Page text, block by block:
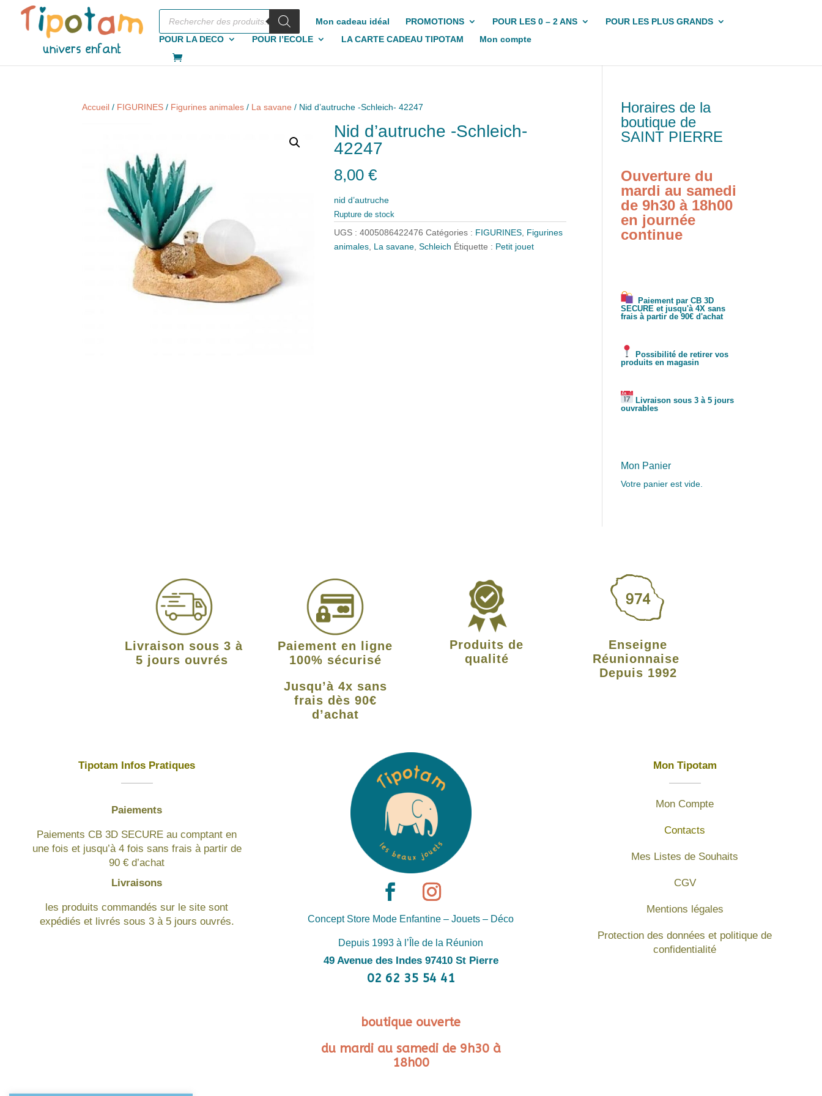
Recherche
produits
Mon cadeau idéal PROMOTIONS POUR LES 0 – 2 ANS
POUR LES PLUS GRANDS
POUR LA DECO
POUR l’ECOLE LA CARTE CADEAU TIPOTAM Mon compte
Accueil / FIGURINES / Figurines animales / La savane / Nid d’autruche -Schleich- 42247
Nid d’autruche -Schleich-
42247
8,00€
nid d’autruche
Rupture de stock
UGS :4005086422476 Catégories : FIGURINES, Figurines
animales, La savane,Schleich Étiquette : Petit jouet
Horaires de la
boutique de
SAINT PIERRE
Ouverture du
mardi au samedi
de 9h30 à 18h00
en journée
continue
Paiement par CB 3D
SECURE et jusqu'à 4X sans
frais à partir de 90€ d'achat
Possibilité de retirer vos
produits en magasin
Livraison sous 3 à 5 jours
ouvrables
Mon Panier
Votre panier est vide.
Livraison sous 3 à
5 jours ouvrés
Paiement en ligne
100% sécurisé
Jusqu’à 4x sans
frais dès 90€
d’achat
Produits de
qualité
Enseigne
Réunionnaise
Depuis 1992
Tipotam Infos Pratiques
Paiements
Paiements CB 3D SECURE au comptant en
une fois et jusqu’à 4 fois sans frais à partir de
90 € d’achat
Livraisons
les produits commandés sur le site sont
expédiés et livrés sous 3 à 5 jours ouvrés.
Concept Store Mode Enfantine – Jouets – Déco
Depuis 1993 à l’Île de la Réunion
49 Avenue des Indes 97410 St Pierre
02 62 35 54 41
boutique ouverte
du mardi au samedi de 9h30 à
18h00
Mon Tipotam
Mon Compte
Contacts
Mes Listes de Souhaits
CGV
Mentions légales
Protection des données et politique de
confidentialité